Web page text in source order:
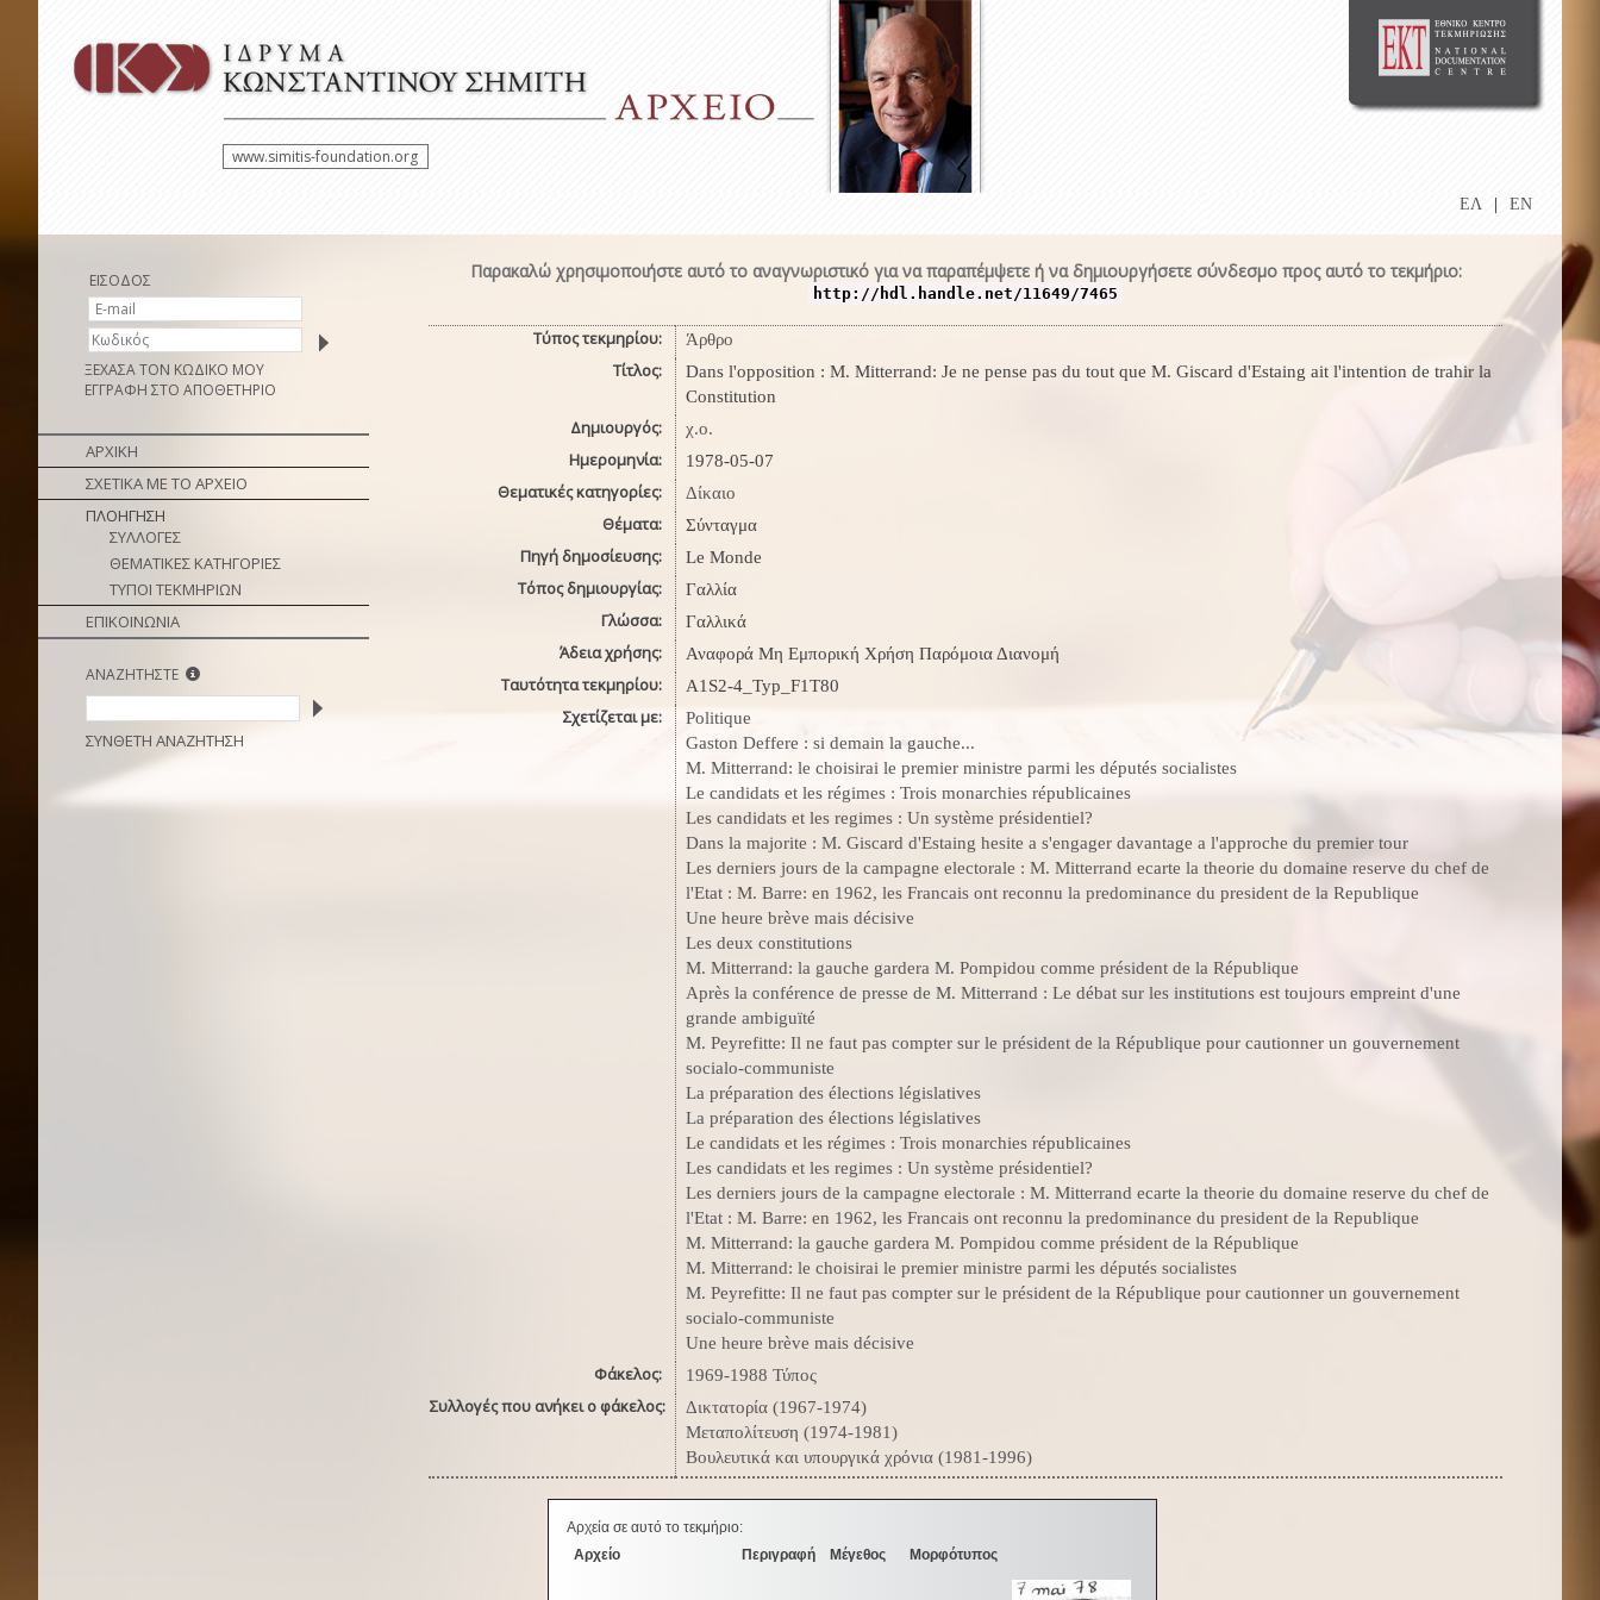
www.simitis-foundation.org
ΕΛ EN
ΕΙΣΟΔΟΣ
ΞΕΧΑΣΑ ΤΟΝ ΚΩΔΙΚΟ ΜΟΥ
ΕΓΓΡΑΦΗ ΣΤΟ ΑΠΟΘΕΤΗΡΙΟ
ΑΡΧΙΚΗ
ΣΧΕΤΙΚΑ ΜΕ ΤΟ ΑΡΧΕΙΟ
ΠΛΟΗΓΗΣΗ
ΣΥΛΛΟΓΕΣ
ΘΕΜΑΤΙΚΕΣ ΚΑΤΗΓΟΡΙΕΣ
ΤΥΠΟΙ ΤΕΚΜΗΡΙΩΝ
ΕΠΙΚΟΙΝΩΝΙΑ
ΑΝΑΖΗΤΗΣΤΕ
ΣΥΝΘΕΤΗ ΑΝΑΖΗΤΗΣΗ
Παρακαλώ χρησιμοποιήστε αυτό το αναγνωριστικό για να παραπέμψετε ή να δημιουργήσετε σύνδεσμο προς αυτό το τεκμήριο:
http://hdl.handle.net/11649/7465
Τύπος τεκμηρίου: Άρθρο
Τίτλος:
Dans l'opposition : M. Mitterrand: Je ne pense pas du tout que M. Giscard d'Estaing ait l'intention de trahir la
Constitution
Δημιουργός: χ.ο.
Ημερομηνία: 1978-05-07
Θεματικές κατηγορίες: Δίκαιο
Θέματα: Σύνταγμα
Πηγή δημοσίευσης: Le Monde
Τόπος δημιουργίας: Γαλλία
Γλώσσα: Γαλλικά
Άδεια χρήσης: Αναφορά Μη Εμπορική Χρήση Παρόμοια Διανομή
Ταυτότητα τεκμηρίου: A1S2-4_Typ_F1Τ80
Σχετίζεται με:
Politique
Gaston Deffere : si demain la gauche...
M. Mitterrand: le choisirai le premier ministre parmi les députés socialistes
Le candidats et les régimes : Trois monarchies républicaines
Les candidats et les regimes : Un système présidentiel?
Dans la majorite : M. Giscard d'Estaing hesite a s'engager davantage a l'approche du premier tour
Les derniers jours de la campagne electorale : M. Mitterrand ecarte la theorie du domaine reserve du chef de
l'Etat : M. Barre: en 1962, les Francais ont reconnu la predominance du president de la Republique
Une heure brève mais décisive
Les deux constitutions
M. Mitterrand: la gauche gardera M. Pompidou comme président de la République
Après la conférence de presse de M. Mitterrand : Le débat sur les institutions est toujours empreint d'une
grande ambiguïté
M. Peyrefitte: Il ne faut pas compter sur le président de la République pour cautionner un gouvernement
socialo-communiste
La préparation des élections législatives
La préparation des élections législatives
Le candidats et les régimes : Trois monarchies républicaines
Les candidats et les regimes : Un système présidentiel?
Les derniers jours de la campagne electorale : M. Mitterrand ecarte la theorie du domaine reserve du chef de
l'Etat : M. Barre: en 1962, les Francais ont reconnu la predominance du president de la Republique
M. Mitterrand: la gauche gardera M. Pompidou comme président de la République
M. Mitterrand: le choisirai le premier ministre parmi les députés socialistes
M. Peyrefitte: Il ne faut pas compter sur le président de la République pour cautionner un gouvernement
socialo-communiste
Une heure brève mais décisive
Φάκελος: 1969-1988 Τύπος
Συλλογές που ανήκει ο φάκελος:
Δικτατορία (1967-1974)
Μεταπολίτευση (1974-1981)
Βουλευτικά και υπουργικά χρόνια (1981-1996)
Αρχεία σε αυτό το τεκμήριο:
Αρχείο
Περιγραφή Μέγεθος Μορφότυπος